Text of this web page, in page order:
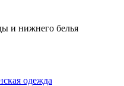
и нижнего белья
одежда